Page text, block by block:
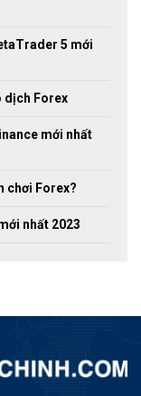
5 mới
dịch Forex
mới nhất
chơi Forex?
nhất 2023